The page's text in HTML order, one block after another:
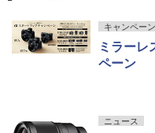
キャンペーン
ミラーレ
ペーン
ニュース